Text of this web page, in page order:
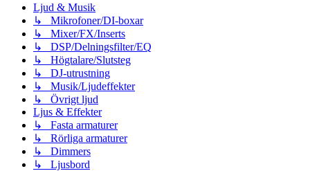
Ljud & Musik
↳ Mikrofoner/DI-boxar
↳ Mixer/FX/Inserts
↳ DSP/Delningsfilter/EQ
↳ Högtalare/Slutsteg
↳ DJ-utrustning
↳ Musik/Ljudeffekter
↳ Övrigt ljud
Ljus & Effekter
↳ Fasta armaturer
↳ Rörliga armaturer
↳ Dimmers
↳ Ljusbord